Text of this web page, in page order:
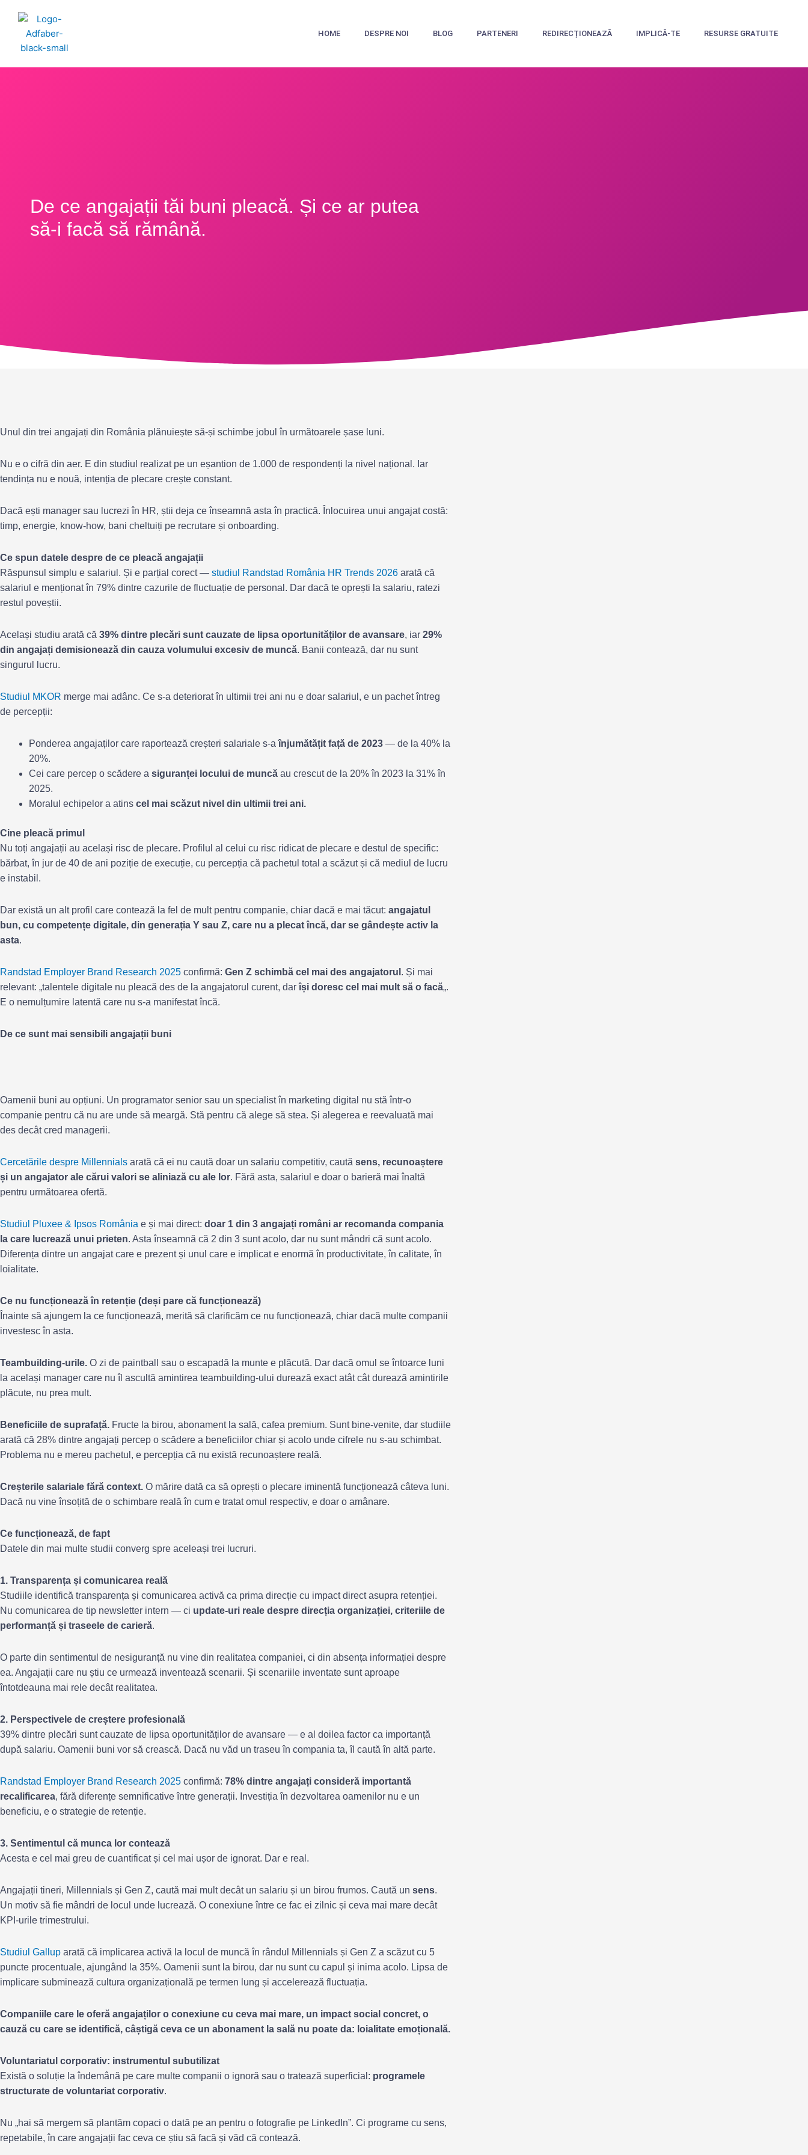
content
HOME DESPRE NOI BLOG PARTENERI REDIRECȚIONEAZĂ IMPLICĂ-TE RESURSE GRATUITE
De ce angajații tăi buni pleacă. Și ce ar putea
să-i facă să rămână.
Unul din trei angajați din România plănuiește să-și schimbe jobul în următoarele șase luni.
Nu e o cifră din aer. E din studiul realizat pe un eșantion de 1.000 de respondenți la nivel național. Iar
tendința nu e nouă, intenția de plecare crește constant.
Dacă ești manager sau lucrezi în HR, știi deja ce înseamnă asta în practică. Înlocuirea unui angajat costă:
timp, energie, know-how, bani cheltuiți pe recrutare și onboarding.
Ce spun datele despre de ce pleacă angajații
Răspunsul simplu e salariul. Și e parțial corect — studiul Randstad România HR Trends 2026 arată că
salariul e menționat în 79% dintre cazurile de fluctuație de personal. Dar dacă te oprești la salariu, ratezi
restul poveștii.
Același studiu arată că 39% dintre plecări sunt cauzate de lipsa oportunităților de avansare, iar 29%
din angajați demisionează din cauza volumului excesiv de muncă. Banii contează, dar nu sunt
singurul lucru.
Studiul MKOR merge mai adânc. Ce s-a deteriorat în ultimii trei ani nu e doar salariul, e un pachet întreg
de percepții:
Ponderea angajaților care raportează creșteri salariale s-aînjumătățit față de 2023 — de la 40% la
20%.
Cei care percep o scădere a siguranței locului de muncă au crescut de la 20% în 2023 la 31% în
2025.
Moralul echipelor a atins cel mai scăzut nivel din ultimii trei ani.
Cine pleacă primul
Nu toți angajații au același risc de plecare. Profilul al celui cu risc ridicat de plecare e destul de specific:
bărbat, în jur de 40 de ani poziție de execuție, cu percepția că pachetul total a scăzut și că mediul de lucru
e instabil.
Dar există un alt profil care contează la fel de mult pentru companie, chiar dacă e mai tăcut: angajatul
bun, cu competențe digitale, din generația Y sau Z, care nu a plecat încă, dar se gândește activ la
asta.
Randstad Employer Brand Research 2025 confirmă: Gen Z schimbă cel mai des angajatorul . Și mai
relevant: „talentele digitale nu pleacă des de la angajatorul curent, darîși doresc cel mai mult să o facă„.
E o nemulțumire latentă care nu s-a manifestat încă.
De ce sunt mai sensibili angajații buni
Oamenii buni au opțiuni. Un programator senior sau un specialist în marketing digital nu stă într-o
companie pentru că nu are unde să meargă. Stă pentru că alege să stea. Și alegerea e reevaluată mai
des decât cred managerii.
Cercetările despre Millennials arată că ei nu caută doar un salariu competitiv, caută sens, recunoaștere
și un angajator ale cărui valori se aliniază cu ale lor. Fără asta, salariul e doar o barieră mai înaltă
pentru următoarea ofertă.
Studiul Pluxee & Ipsos România e și mai direct: doar 1 din 3 angajați români ar recomanda compania
la care lucrează unui prieten. Asta înseamnă că 2 din 3 sunt acolo, dar nu sunt mândri că sunt acolo.
Diferența dintre un angajat care e prezent și unul care e implicat e enormă în productivitate, în calitate, în
loialitate.
Ce nu funcționează în retenție (deși pare că funcționează)
Înainte să ajungem la ce funcționează, merită să clarificăm ce nu funcționează, chiar dacă multe companii
investesc în asta.
Teambuilding-urile. O zi de paintball sau o escapadă la munte e plăcută. Dar dacă omul se întoarce luni
la același manager care nu îl ascultă amintirea teambuilding-ului durează exact atât cât durează amintirile
plăcute, nu prea mult.
Beneficiile de suprafață. Fructe la birou, abonament la sală, cafea premium. Sunt bine-venite, dar studiile
arată că 28% dintre angajați percep o scădere a beneficiilor chiar și acolo unde cifrele nu s-au schimbat.
Problema nu e mereu pachetul, e percepția că nu există recunoaștere reală.
Creșterile salariale fără context. O mărire dată ca să oprești o plecare iminentă funcționează câteva luni.
Dacă nu vine însoțită de o schimbare reală în cum e tratat omul respectiv, e doar o amânare.
Ce funcționează, de fapt
Datele din mai multe studii converg spre aceleași trei lucruri.
1. Transparența și comunicarea reală
Studiile identifică transparența și comunicarea activă ca prima direcție cu impact direct asupra retenției.
Nu comunicarea de tip newsletter intern — ci update-uri reale despre direcția organizației, criteriile de
performanță și traseele de carieră.
O parte din sentimentul de nesiguranță nu vine din realitatea companiei, ci din absența informației despre
ea. Angajații care nu știu ce urmează inventează scenarii. Și scenariile inventate sunt aproape
întotdeauna mai rele decât realitatea.
2. Perspectivele de creștere profesională
39% dintre plecări sunt cauzate de lipsa oportunităților de avansare — e al doilea factor ca importanță
după salariu. Oamenii buni vor să crească. Dacă nu văd un traseu în compania ta, îl caută în altă parte.
Randstad Employer Brand Research 2025 confirmă: 78% dintre angajați consideră importantă
recalificarea, fără diferențe semnificative între generații. Investiția în dezvoltarea oamenilor nu e un
beneficiu, e o strategie de retenție.
3. Sentimentul că munca lor contează
Acesta e cel mai greu de cuantificat și cel mai ușor de ignorat. Dar e real.
Angajații tineri, Millennials și Gen Z, caută mai mult decât un salariu și un birou frumos. Caută un sens.
Un motiv să fie mândri de locul unde lucrează. O conexiune între ce fac ei zilnic și ceva mai mare decât
KPI-urile trimestrului.
Studiul Gallup arată că implicarea activă la locul de muncă în rândul Millennials și Gen Z a scăzut cu 5
puncte procentuale, ajungând la 35%. Oamenii sunt la birou, dar nu sunt cu capul și inima acolo. Lipsa de
implicare subminează cultura organizațională pe termen lung și accelerează fluctuația.
Companiile care le oferă angajaților o conexiune cu ceva mai mare, un impact social concret, o
cauză cu care se identifică, câștigă ceva ce un abonament la sală nu poate da: loialitate emoțională.
Voluntariatul corporativ: instrumentul subutilizat
Există o soluție la îndemână pe care multe companii o ignoră sau o tratează superficial: programele
structurate de voluntariat corporativ.
Nu „hai să mergem să plantăm copaci o dată pe an pentru o fotografie pe LinkedIn”. Ci programe cu sens,
repetabile, în care angajații fac ceva ce știu să facă și văd că contează.